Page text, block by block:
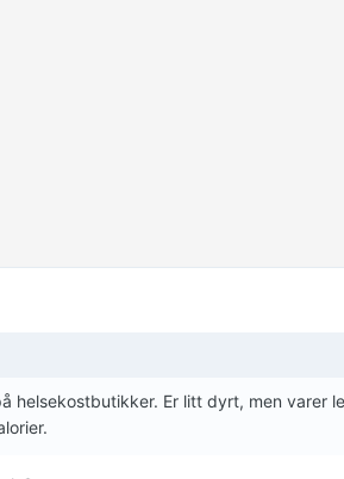
helsekostbutikker. Er litt dyrt, men varer